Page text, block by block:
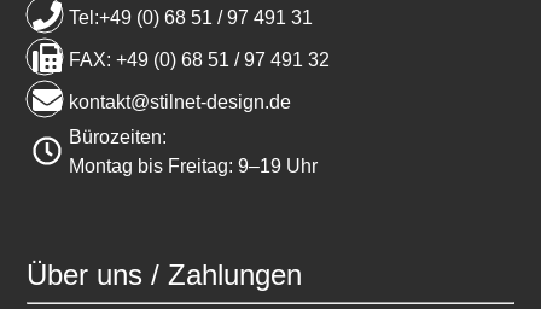
Tel:+49 (0) 68 51 / 97 491 31
FAX: +49 (0) 68 51 / 97 491 32
kontakt@stilnet-design.de
Bürozeiten:
Montag bis Freitag: 9–19 Uhr
Über uns / Zahlungen